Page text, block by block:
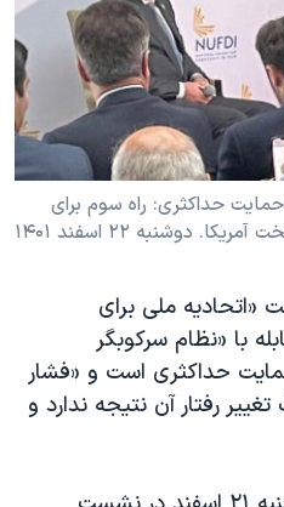
حداکثری: راه سوم برای
دوشنبه ۲۲ اسفند ۱۴۰۱
«اتحادیه ملی برای
با «نظام سرکوبگر
حداکثری است و «فشار
رفتار آن‌ نتیجه ندارد و